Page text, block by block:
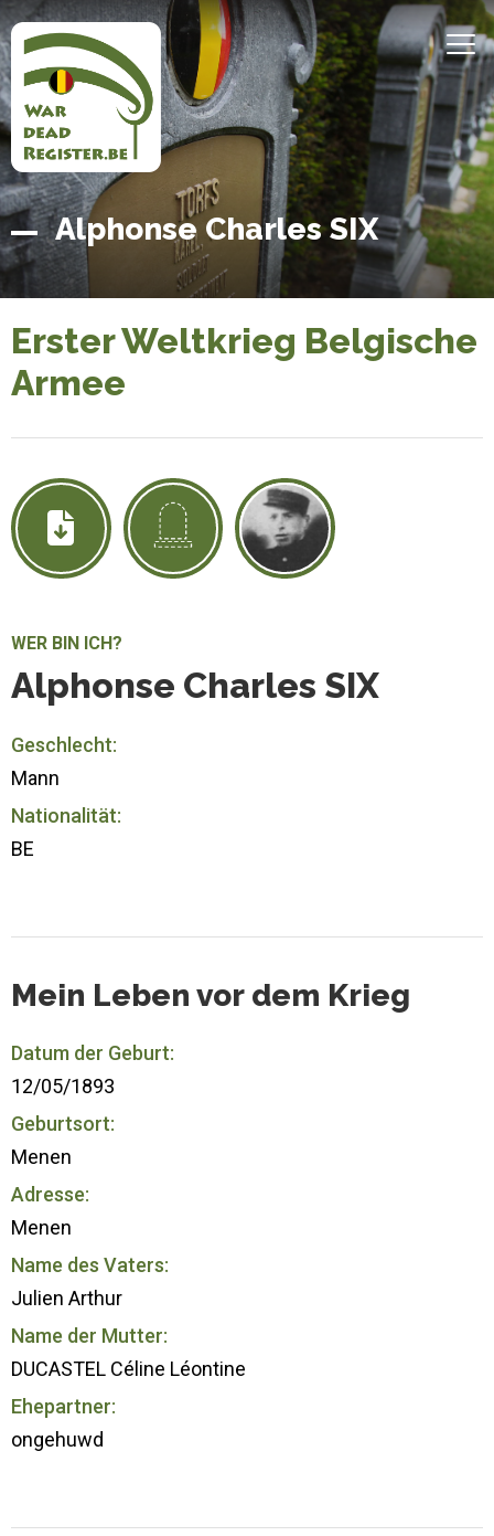
Direkt
zum
Inhalt
Startseite
Belgian
War
Dead
Register
Alphonse Charles SIX
Erster Weltkrieg Belgische
Armee
WER BIN ICH?
Alphonse Charles SIX
Geschlecht:
Mann
Nationalität:
BE
Mein Leben vor dem Krieg
Datum der Geburt:
12/05/1893
Geburtsort:
Menen
Adresse:
Menen
Name des Vaters:
Julien Arthur
Name der Mutter:
DUCASTEL Céline Léontine
Ehepartner:
ongehuwd